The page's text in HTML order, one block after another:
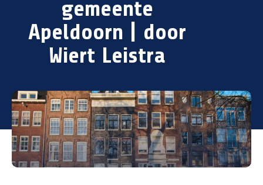
gemeente
Apeldoorn | door
Wiert Leistra